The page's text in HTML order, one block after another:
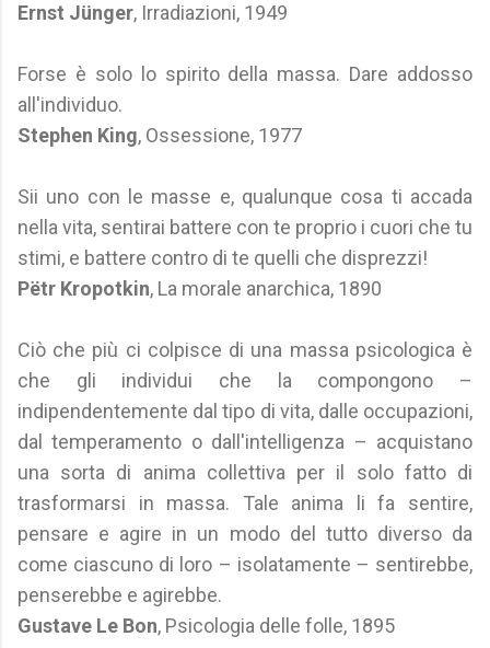
Ernst Jünger, Irradiazioni, 1949
Forse è solo lo spirito della massa. Dare addosso
all'individuo.
Stephen King, Ossessione, 1977
Sii uno con le masse e, qualunque cosa ti accada
nella vita, sentirai battere con te proprio i cuori che tu
stimi, e battere contro di te quelli che disprezzi!
Pëtr Kropotkin, La morale anarchica, 1890
Ciò che più ci colpisce di una massa psicologica è
che gli individui che la compongono –
indipendentemente dal tipo di vita, dalle occupazioni,
dal temperamento o dall'intelligenza – acquistano
una sorta di anima collettiva per il solo fatto di
trasformarsi in massa. Tale anima li fa sentire,
pensare e agire in un modo del tutto diverso da
come ciascuno di loro – isolatamente – sentirebbe,
penserebbe e agirebbe.
Gustave Le Bon, Psicologia delle folle, 1895